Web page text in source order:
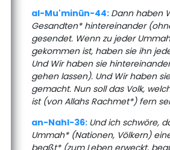
al-Mu'minūn-44: Dann haben
Gesandten* hintereinander
gesendet. Wenn zu jeder
gekommen ist, haben sie ihn
Und Wir haben sie
gehen lassen). Und Wir haben
gemacht. Nun soll das Volk,
ist (von Allahs Rachmet*) fern
an-Nahl-36: Und ich schwöre,
Ummah* (Nationen, Völkern)
beaßt* (zum Leben erweckt,